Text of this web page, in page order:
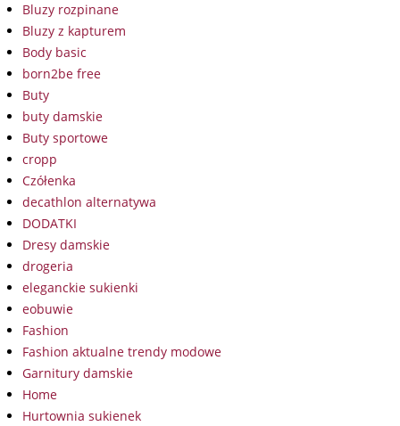
Bluzy rozpinane
Bluzy z kapturem
Body basic
born2be free
Buty
buty damskie
Buty sportowe
cropp
Czółenka
decathlon alternatywa
DODATKI
Dresy damskie
drogeria
eleganckie sukienki
eobuwie
Fashion
Fashion aktualne trendy modowe
Garnitury damskie
Home
Hurtownia sukienek